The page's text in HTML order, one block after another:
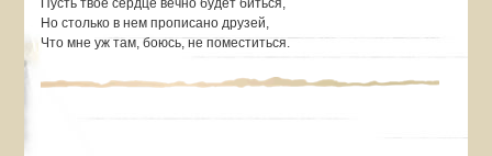
Пусть твое сердце вечно будет биться,
Но столько в нем прописано друзей,
Что мне уж там, боюсь, не поместиться.